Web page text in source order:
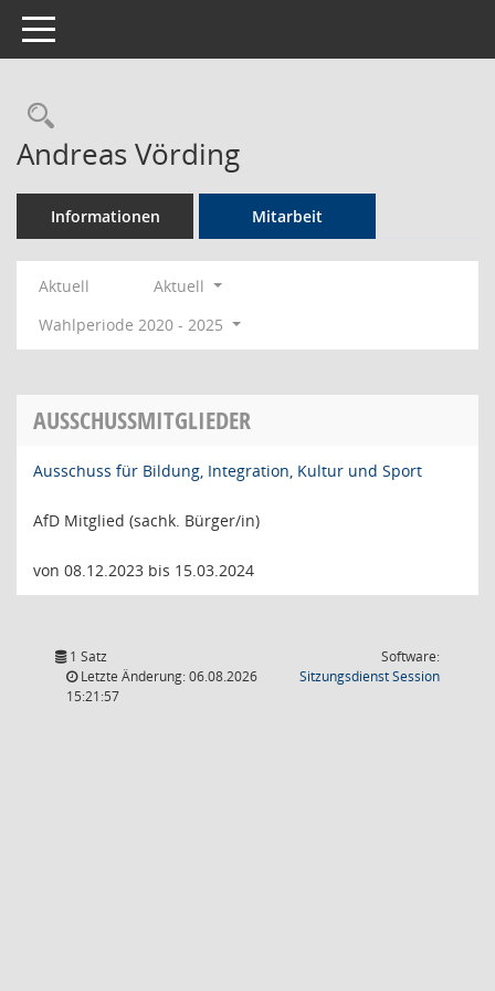
Toggle navigation
Rechercheauswahl
Andreas Vörding
Informationen Mitarbeit
Aktuell
Aktuell
Wahlperiode 2020 - 2025
AUSSCHUSSMITGLIEDER
Ausschuss für Bildung, Integration, Kultur und Sport
AfD Mitglied (sachk. Bürger/in)
von 08.12.2023 bis 15.03.2024
1 Satz
Letzte Änderung: 06.08.2026
15:21:57
Software:
SitzungsdienstSession(Wird in